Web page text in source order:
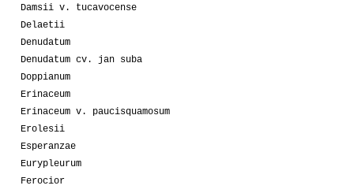
Damsii v. tucavocense
Delaetii
Denudatum
Denudatum cv. jan suba
Doppianum
Erinaceum
Erinaceum v. paucisquamosum
Erolesii
Esperanzae
Eurypleurum
Ferocior